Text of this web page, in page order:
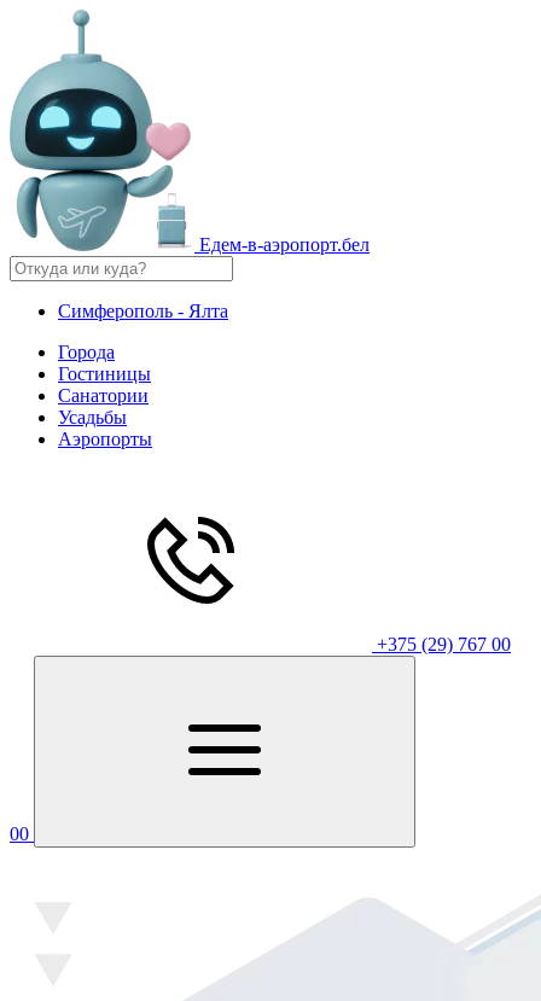
Едем-в-аэропорт.бел
Симферополь - Ялта
Города
Гостиницы
Санатории
Усадьбы
Аэропорты
+375 (29) 767 00
00